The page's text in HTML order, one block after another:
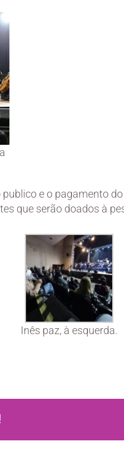
e o pagamento
que serão doados à
Inês paz, à esquerda.